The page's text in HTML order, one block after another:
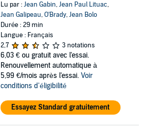
Lu par :Jean Gabin,Jean Paul Lituac,
Jean Galipeau,O'Brady,Jean Bolo
Durée : 29 min
Langue : Français
2,7
3 notations
6,03 € ou gratuit avec l'essai.
Renouvellement automatique à
5,99 €/mois après l'essai. Voir
conditions d'éligibilité
Essayez Standard gratuitement